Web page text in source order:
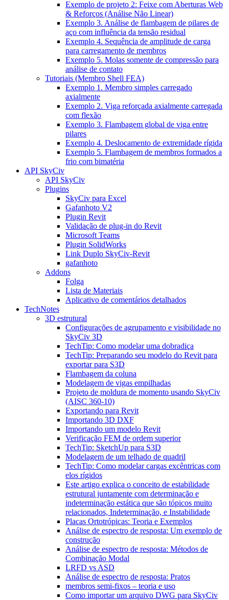
Exemplo de projeto 2: Feixe com Aberturas Web
& Reforços (Análise Não Linear)
Exemplo 3. Análise de flambagem de pilares de
aço com influência da tensão residual
Exemplo 4. Sequência de amplitude de carga
para carregamento de membros
Exemplo 5. Molas somente de compressão para
análise de contato
Tutoriais (Membro Shell FEA)
Exemplo 1. Membro simples carregado
axialmente
Exemplo 2. Viga reforçada axialmente carregada
com flexão
Exemplo 3. Flambagem global de viga entre
pilares
Exemplo 4. Deslocamento de extremidade rígida
Exemplo 5. Flambagem de membros formados a
frio com bimatéria
API SkyCiv
API SkyCiv
Plugins
SkyCiv para Excel
Gafanhoto V2
Plugin Revit
Validação de plug-in do Revit
Microsoft Teams
Plugin SolidWorks
Link Duplo SkyCiv-Revit
gafanhoto
Addons
Folga
Lista de Materiais
Aplicativo de comentários detalhados
TechNotes
3D estrutural
Configurações de agrupamento e visibilidade no
SkyCiv 3D
TechTip: Como modelar uma dobradiça
TechTip: Preparando seu modelo do Revit para
exportar para S3D
Flambagem da coluna
Modelagem de vigas empilhadas
Projeto de moldura de momento usando SkyCiv
(AISC 360-10)
Exportando para Revit
Importando 3D DXF
Importando um modelo Revit
Verificação FEM de ordem superior
TechTip: SketchUp para S3D
Modelagem de um telhado de quadril
TechTip: Como modelar cargas excêntricas com
elos rígidos
Este artigo explica o conceito de estabilidade
estrutural juntamente com determinação e
indeterminação estática que são tópicos muito
relacionados, Indeterminação, e Instabilidade
Placas Ortotrópicas: Teoria e Exemplos
Análise de espectro de resposta: Um exemplo de
construção
Análise de espectro de resposta: Métodos de
Combinação Modal
LRFD vs ASD
Análise de espectro de resposta: Pratos
membros semi-fixos – teoria e uso
Como importar um arquivo DWG para SkyCiv